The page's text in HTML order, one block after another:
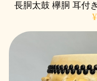
長胴太鼓 欅胴 耳付